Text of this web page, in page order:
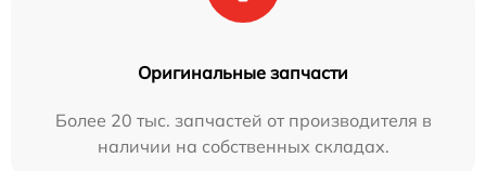
Оригинальные запчасти
Более 20 тыс. запчастей от производителя в
наличии на собственных складах.